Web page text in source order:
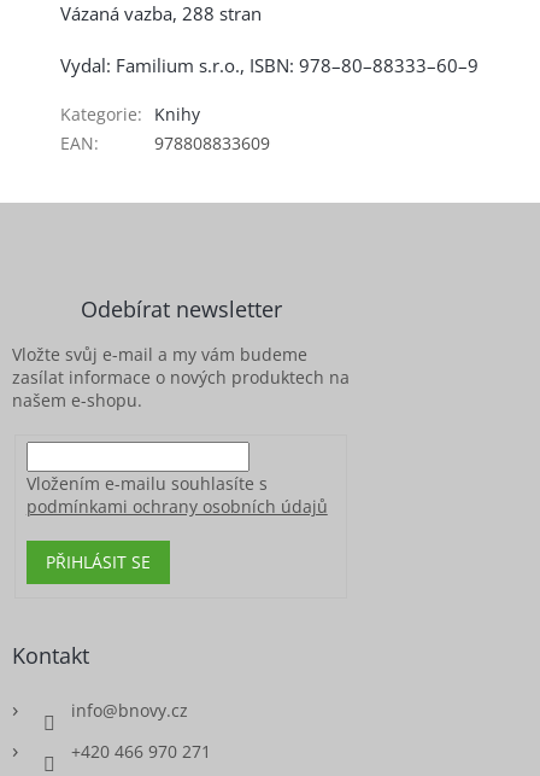
Vázaná vazba, 288 stran
Vydal: Familium s.r.o., ISBN: 978–80–88333–60–9
Kategorie:
Knihy
EAN: 978808833609
Odebírat newsletter
Vložte svůj e-mail a my vám budeme
zasílat informace o nových produktech na
našem e-shopu.
Vložením e-mailu souhlasíte s
podmínkami ochrany osobních údajů
PŘIHLÁSIT SE
Kontakt
info@bnovy.cz
+420 466 970 271